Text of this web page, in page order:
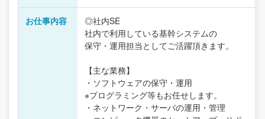
お仕事内容
◎社内SE
社内で利用している基幹システムの
保守・運用担当としてご活躍頂きます。
【主な業務】
・ソフトウェアの保守・運用
※プログラミング等もお任せします。
・ネットワーク・サーバの運用・管理